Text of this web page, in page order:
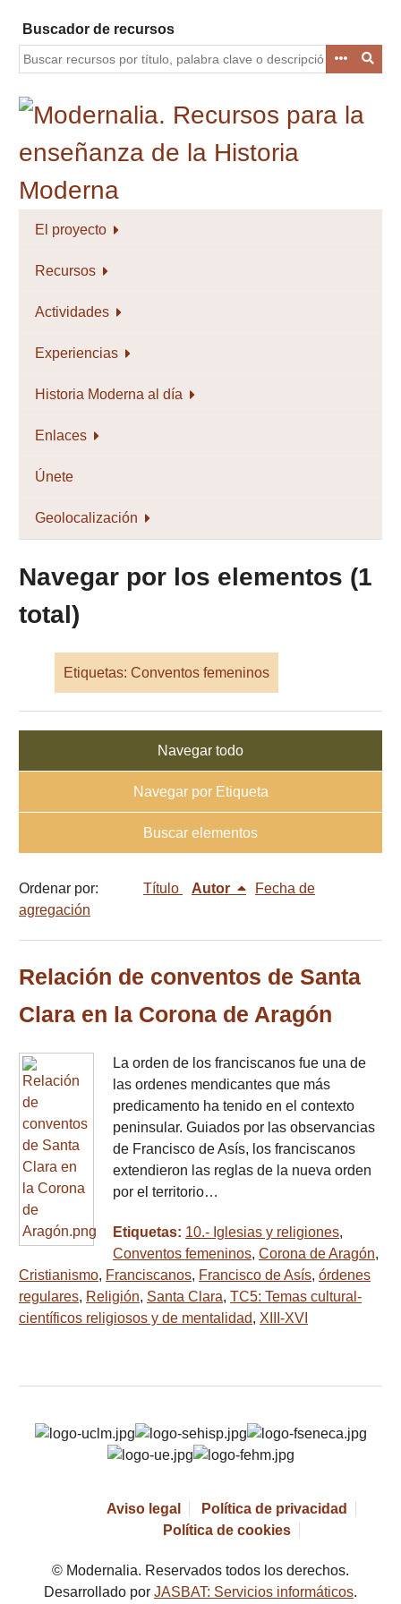
contenido
principal
Buscador de recursos
El proyecto
Recursos
Actividades
Experiencias
Historia Moderna al día
Enlaces
Únete
Geolocalización
Navegar por los elementos (1
total)
Etiquetas: Conventos femeninos
Navegar todo
Navegar por Etiqueta
Buscar elementos
Ordenar por: Título Autor
Fecha de
agregación
Relación de conventos de Santa
Clara en la Corona de Aragón
La orden de los franciscanos fue una de
las ordenes mendicantes que más
predicamento ha tenido en el contexto
peninsular. Guiados por las observancias
de Francisco de Asís, los franciscanos
extendieron las reglas de la nueva orden
por el territorio…
Etiquetas: 10.- Iglesias y religiones,
Conventos femeninos, Corona de Aragón,
Cristianismo, Franciscanos, Francisco de Asís, órdenes
regulares, Religión, Santa Clara, TC5: Temas cultural-
científicos religiosos y de mentalidad, XIII-XVI
Aviso legal
Política de privacidad
Política de cookies
© Modernalia. Reservados todos los derechos.
Desarrollado por JASBAT: Servicios informáticos.